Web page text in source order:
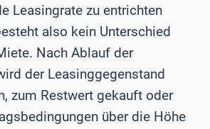
Leasingrate zu entrichten
also kein Unterschied
Nach Ablauf der
der Leasinggegenstand
zum Restwert gekauft oder
über die Höhe